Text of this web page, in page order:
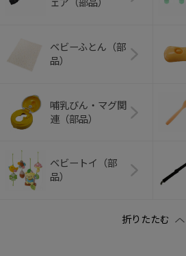
ェア（部品）
ベビーふとん（部
品）
哺乳びん・マグ関
連（部品）
ベビートイ（部
品）